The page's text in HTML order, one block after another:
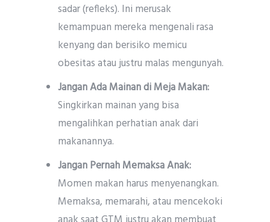
sadar (refleks). Ini merusak
kemampuan mereka mengenali rasa
kenyang dan berisiko memicu
obesitas atau justru malas mengunyah.
Jangan Ada Mainan di Meja Makan:
Singkirkan mainan yang bisa
mengalihkan perhatian anak dari
makanannya.
Jangan Pernah Memaksa Anak:
Momen makan harus menyenangkan.
Memaksa, memarahi, atau mencekoki